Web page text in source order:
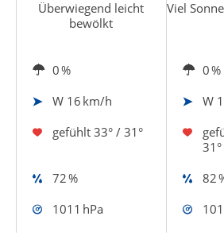
Überwiegend leicht
bewölkt
Viel
0 % 0 %
W 16 km/h W
gefühlt 33° / 31°
72 % 82
1011 hPa